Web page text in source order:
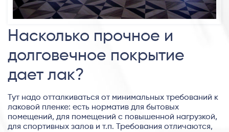
Насколько прочное и
долговечное покрытие
дает лак?
Тут надо отталкиваться от минимальных требований к
лаковой пленке: есть норматив для бытовых
помещений, для помещений с повышенной нагрузкой,
для спортивных залов и т.п. Требования отличаются,